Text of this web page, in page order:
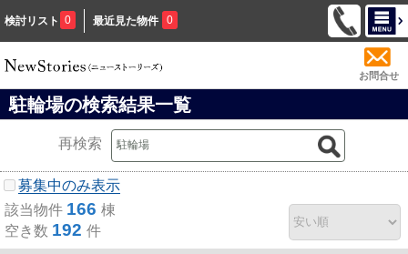
検討リスト 0 最近見た物件 0
お問合せ
駐輪場の検索結果一覧
再検索
募集中のみ表示
該当物件 166 棟
空き数 192 件